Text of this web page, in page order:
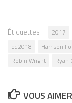
Étiquettes : 2017
ed2018
Harrison
Robin Wright
Ryan
VOUS